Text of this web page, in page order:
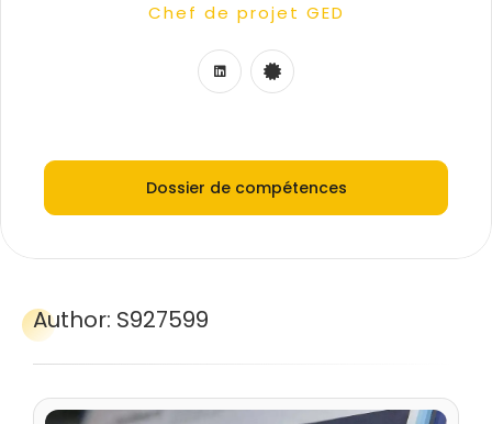
Chef de projet GED
Consultant technico-fonctionnel
Consultant MOA/MOE
Chef de projet IT
Dossier de compétences
Author: S927599